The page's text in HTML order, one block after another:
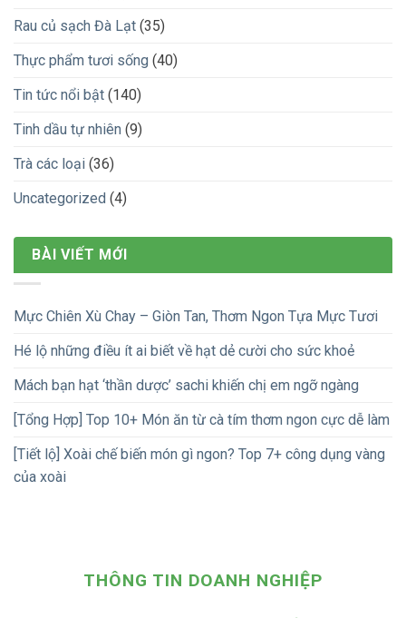
Rau củ sạch Đà Lạt (35)
Thực phẩm tươi sống (40)
Tin tức nổi bật (140)
Tinh dầu tự nhiên (9)
Trà các loại (36)
Uncategorized (4)
BÀI VIẾT MỚI
Mực Chiên Xù Chay – Giòn Tan, Thơm Ngon Tựa Mực Tươi
Hé lộ những điều ít ai biết về hạt dẻ cười cho sức khoẻ
Mách bạn hạt ‘thần dược’ sachi khiến chị em ngỡ ngàng
[Tổng Hợp] Top 10+ Món ăn từ cà tím thơm ngon cực dễ làm
[Tiết lộ] Xoài chế biến món gì ngon? Top 7+ công dụng vàng
của xoài
THÔNG TIN DOANH NGHIỆP